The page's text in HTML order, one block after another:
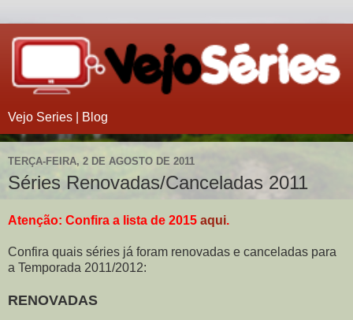
Vejo Series | Blog
TERÇA-FEIRA, 2 DE AGOSTO DE 2011
Séries Renovadas/Canceladas 2011
Atenção: Confira a lista de 2015 aqui.
Confira quais séries já foram renovadas e canceladas para
a Temporada 2011/2012:
RENOVADAS